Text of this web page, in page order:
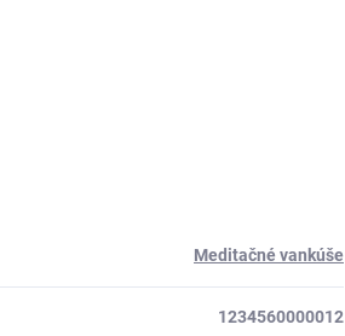
Meditačné vankúše
1234560000012